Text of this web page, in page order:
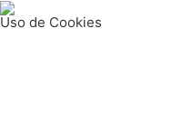
Uso de Cookies